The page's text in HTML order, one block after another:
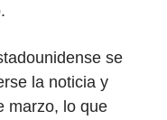
se
la noticia y
marzo, lo que